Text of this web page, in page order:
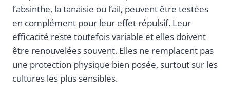
l’absinthe, la tanaisie ou l’ail, peuvent être testées
en complément pour leur effet répulsif. Leur
efficacité reste toutefois variable et elles doivent
être renouvelées souvent. Elles ne remplacent pas
une protection physique bien posée, surtout sur les
cultures les plus sensibles.